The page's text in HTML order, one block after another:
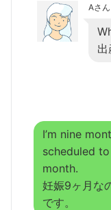
Aさん
出
I’m nine
scheduled
month.
妊娠9ヶ月な
です。